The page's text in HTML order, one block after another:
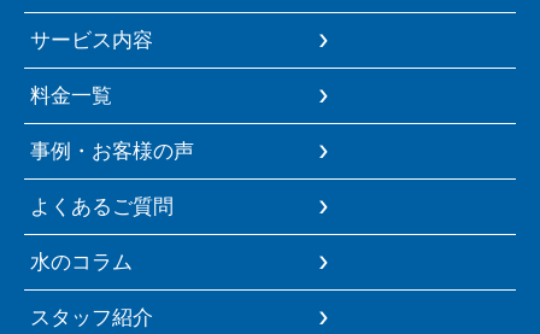
サービス内容
料金一覧
事例・お客様の声
よくあるご質問
水のコラム
スタッフ紹介